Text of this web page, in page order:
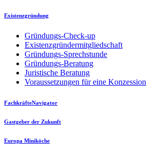
Existenzgründung
Gründungs-Check-up
Existenzgründermitgliedschaft
Gründungs-Sprechstunde
Gründungs-Beratung
Juristische Beratung
Voraussetzungen für eine Konzession
FachkräfteNavigator
Gastgeber der Zukunft
Europa Miniköche